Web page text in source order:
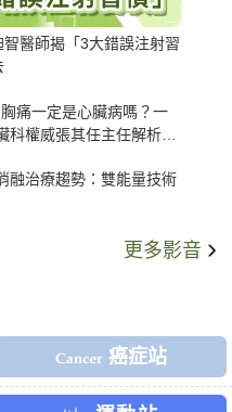
醫師揭「3大錯誤注射習
胸痛一定是心臟病嗎？一
科權威張其任主任解析支
融治療趨勢：雙能量技術
更多影音
癌症站